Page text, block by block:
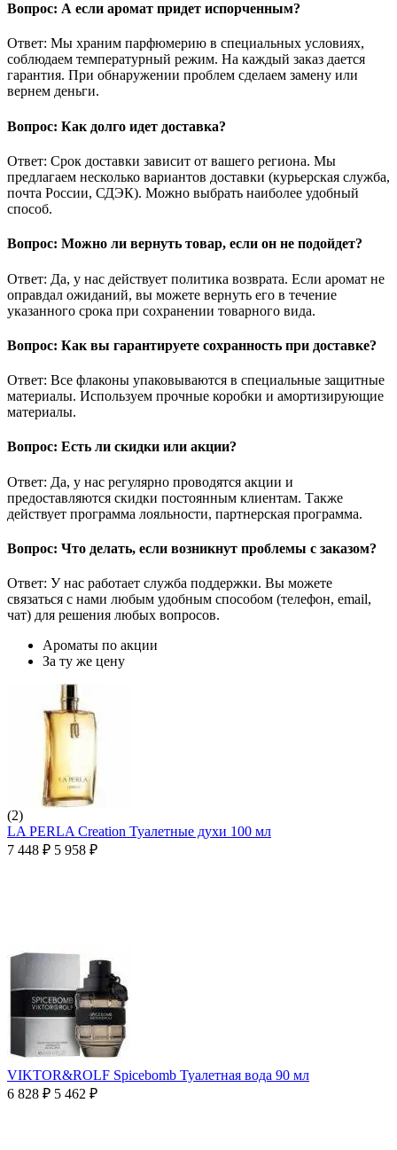
Вопрос: А если аромат придет испорченным?
Ответ: Мы храним парфюмерию в специальных условиях,
соблюдаем температурный режим. На каждый заказ дается
гарантия. При обнаружении проблем сделаем замену или
вернем деньги.
Вопрос: Как долго идет доставка?
Ответ: Срок доставки зависит от вашего региона. Мы
предлагаем несколько вариантов доставки (курьерская служба,
почта России, СДЭК). Можно выбрать наиболее удобный
способ.
Вопрос: Можно ли вернуть товар, если он не подойдет?
Ответ: Да, у нас действует политика возврата. Если аромат не
оправдал ожиданий, вы можете вернуть его в течение
указанного срока при сохранении товарного вида.
Вопрос: Как вы гарантируете сохранность при доставке?
Ответ: Все флаконы упаковываются в специальные защитные
материалы. Используем прочные коробки и амортизирующие
материалы.
Вопрос: Есть ли скидки или акции?
Ответ: Да, у нас регулярно проводятся акции и
предоставляются скидки постоянным клиентам. Также
действует программа лояльности, партнерская программа.
Вопрос: Что делать, если возникнут проблемы с заказом?
Ответ: У нас работает служба поддержки. Вы можете
связаться с нами любым удобным способом (телефон, email,
чат) для решения любых вопросов.
Ароматы по акции
За ту же цену
(2)
LA PERLA Creation Туалетные духи 100 мл
7 448 ₽ 5 958 ₽
VIKTOR&ROLF Spicebomb Туалетная вода 90 мл
6 828 ₽ 5 462 ₽